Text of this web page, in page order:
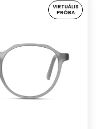
VIRTUÁLIS
PRÓBA